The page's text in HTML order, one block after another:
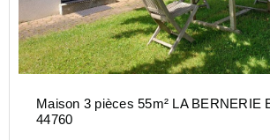
Maison 3 pièces 55m² LA BERNERIE
44760